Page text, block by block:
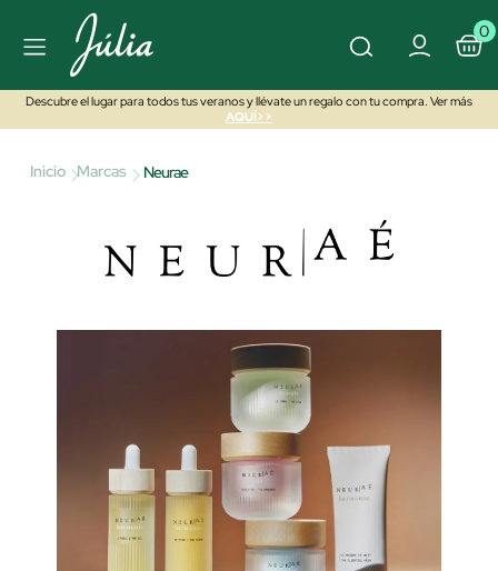
0
Descubre el lugar para todos tus veranos y llévate un regalo con tu compra. Ver más
AQUÍ>>
Inicio Marcas Neurae